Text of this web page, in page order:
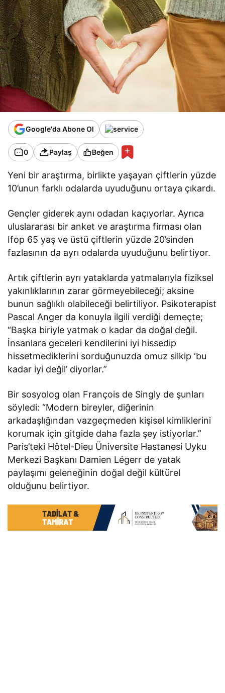
Google'da Abone Ol
0 Paylaş Beğen
Yeni bir araştırma, birlikte yaşayan çiftlerin yüzde
10’unun farklı odalarda uyuduğunu ortaya çıkardı.
Gençler giderek aynı odadan kaçıyorlar. Ayrıca
uluslararası bir anket ve araştırma firması olan
Ifop 65 yaş ve üstü çiftlerin yüzde 20’sinden
fazlasının da ayrı odalarda uyuduğunu belirtiyor.
Artık çiftlerin ayrı yataklarda yatmalarıyla fiziksel
yakınlıklarının zarar görmeyebileceği; aksine
bunun sağlıklı olabileceği belirtiliyor. Psikoterapist
Pascal Anger da konuyla ilgili verdiği demeçte;
“Başka biriyle yatmak o kadar da doğal değil.
İnsanlara geceleri kendilerini iyi hissedip
hissetmediklerini sorduğunuzda omuz silkip ‘bu
kadar iyi değil’ diyorlar.”
Bir sosyolog olan François de Singly de şunları
söyledi: “Modern bireyler, diğerinin
arkadaşlığından vazgeçmeden kişisel kimliklerini
korumak için gitgide daha fazla şey istiyorlar.”
Paris’teki Hôtel-Dieu Üniversite Hastanesi Uyku
Merkezi Başkanı Damien Légerr de yatak
paylaşımı geleneğinin doğal değil kültürel
olduğunu belirtiyor.